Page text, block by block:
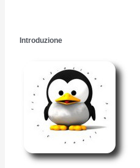
Introduzione